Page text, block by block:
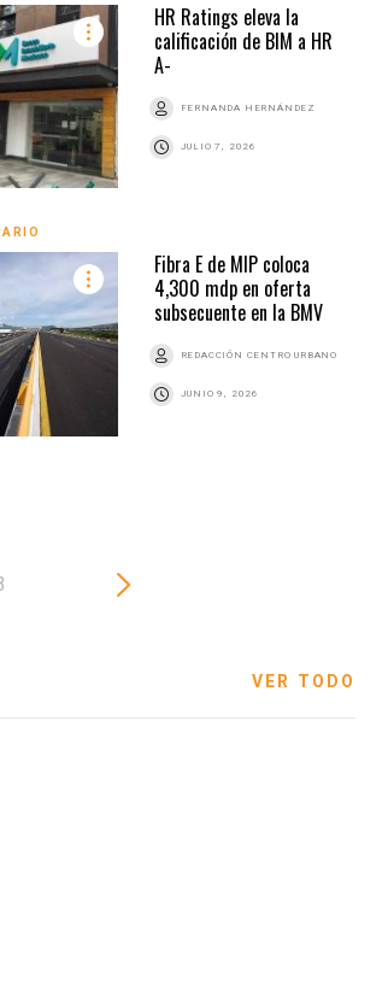
HR Ratings eleva la
calificación de BIM a HR
A-
FERNANDA HERNÁNDEZ
JULIO 7, 2026
Fibra E de MIP coloca
4,300 mdp en oferta
subsecuente en la BMV
REDACCIÓN CENTRO URBANO
JUNIO 9, 2026
VER TODO